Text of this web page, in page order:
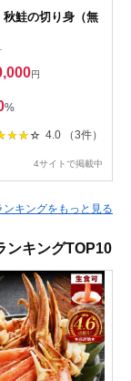
秋鮭の切り身（無
円
%
4.0 （3件）
4サイトで掲載中
ンキングをもっと見る
ンキングTOP10